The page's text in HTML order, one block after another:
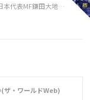
本代表MF鎌田大地に
ザ・ワールドWeb)